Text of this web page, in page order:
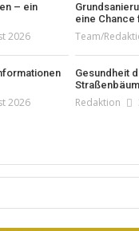
– ein
2026
eine Chance
Team/
2026
Gesundheit
Redaktion